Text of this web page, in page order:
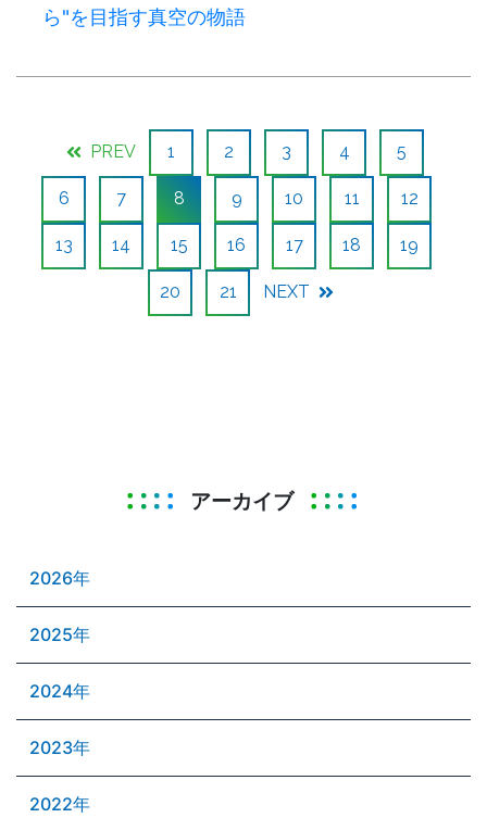
ら"を目指す真空の物語
PREV 1 2 3 4 5
6 7 8 9 10 11 12
13 14 15 16 17 18 19
20 21 NEXT
アーカイブ
2026年
2025年
2024年
2023年
2022年